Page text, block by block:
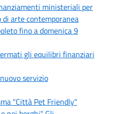
ministeriali per
arte contemporanea
fino a domenica 9
gli equilibri finanziari
servizio
"Città Pet Friendly"